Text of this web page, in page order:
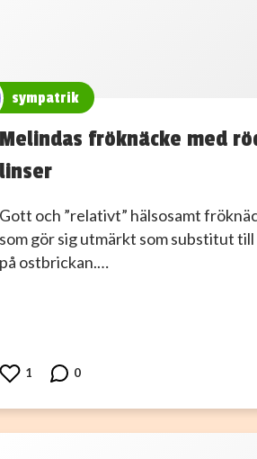
sympatrik
Melindas fröknäcke med
linser
Gott och ”relativt” hälsosamt
som gör sig utmärkt som substitut till
på ostbrickan.…
1 0